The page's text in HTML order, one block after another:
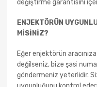
değiştirme garantisini
ENJEKTÖRÜN
MİSİNİZ?
Eğer enjektörün
değilseniz, bize şasi
göndermeniz yeterlidir.